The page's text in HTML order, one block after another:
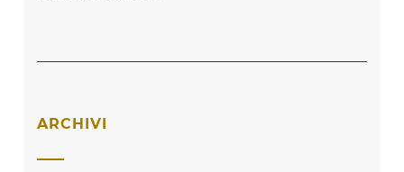
ARCHIVI